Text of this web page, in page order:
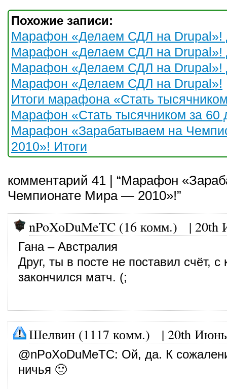
Похожие записи:
Марафон «Делаем СДЛ на Drupal»!
Марафон «Делаем СДЛ на Drupal»!
Марафон «Делаем СДЛ на Drupal»!
Марафон «Делаем СДЛ на Drupal»!
Итоги марафона «Стать
Марафон «Стать тысячником за 60
Марафон «Зарабатываем на
2010»! Итоги
комментарий 41 | “Марафон
Чемпионате Мира — 2010»!”
nPoXoDuMeTC (16 комм.) | 20th
Гана – Австралия
Друг, ты в посте не поставил счёт, с
закончился матч. (;
Шелвин (1117 комм.) | 20th
@nPoXoDuMeTC: Ой, да. К
ничья 🙂